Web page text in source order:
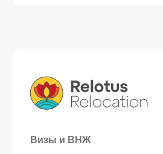
Визы и ВНЖ